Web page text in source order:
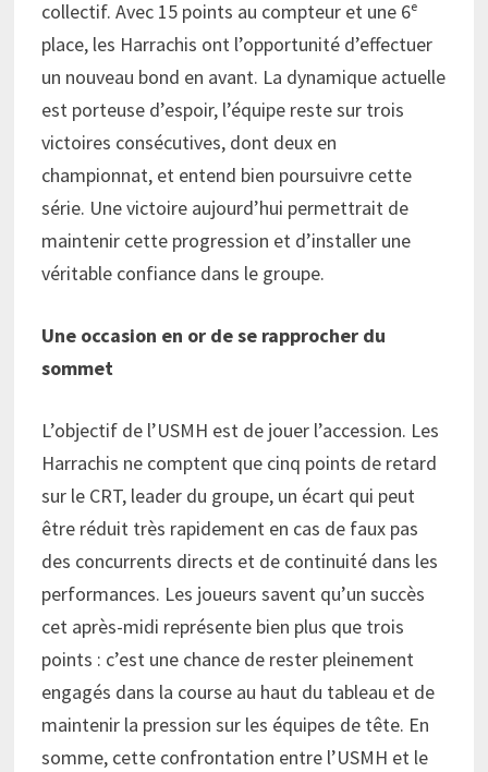
collectif. Avec 15 points au compteur et une 6ᵉ
place, les Harrachis ont l’opportunité d’effectuer
un nouveau bond en avant. La dynamique actuelle
est porteuse d’espoir, l’équipe reste sur trois
victoires consécutives, dont deux en
championnat, et entend bien poursuivre cette
série. Une victoire aujourd’hui permettrait de
maintenir cette progression et d’installer une
véritable confiance dans le groupe.
Une occasion en or de se rapprocher du
sommet
L’objectif de l’USMH est de jouer l’accession. Les
Harrachis ne comptent que cinq points de retard
sur le CRT, leader du groupe, un écart qui peut
être réduit très rapidement en cas de faux pas
des concurrents directs et de continuité dans les
performances. Les joueurs savent qu’un succès
cet après-midi représente bien plus que trois
points : c’est une chance de rester pleinement
engagés dans la course au haut du tableau et de
maintenir la pression sur les équipes de tête. En
somme, cette confrontation entre l’USMH et le